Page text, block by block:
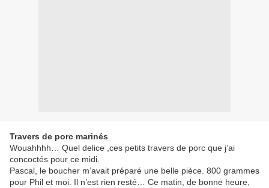
Travers de porc marinés
Wouahhhh… Quel delice ,ces petits travers de porc que j’ai
concoctés pour ce midi.
Pascal, le boucher m’avait préparé une belle pièce. 800 grammes
pour Phil et moi. Il n’est rien resté… Ce matin, de bonne heure,